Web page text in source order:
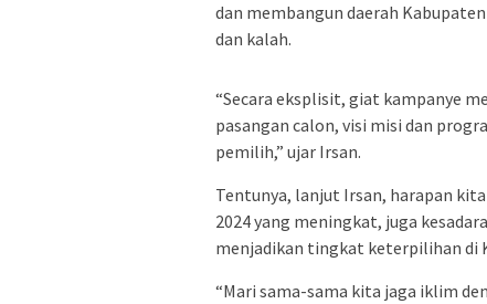
dan membangun daerah
dan kalah.
“Secara eksplisit, giat kampanye
pasangan calon, visi misi dan
pemilih,” ujar Irsan.
Tentunya, lanjut Irsan, harapan
2024 yang meningkat, juga
menjadikan tingkat keterpilihan di
“Mari sama-sama kita jaga iklim